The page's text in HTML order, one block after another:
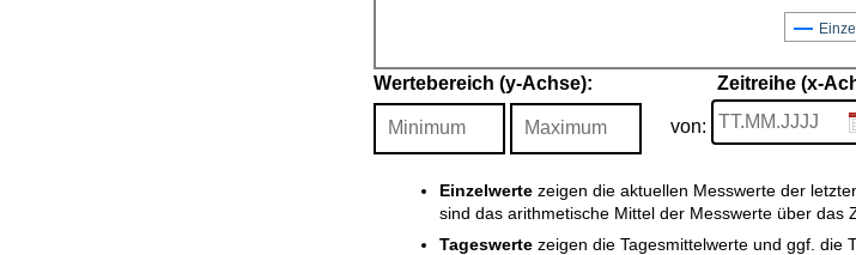
Wertebereich (y-Achse): Zeitreihe (x-
von:
Einzelwertezeigen die aktuellen Messwerte der
sind das arithmetische Mittel der Messwerte über das
Tageswertezeigen die Tagesmittelwerte und ggf. die